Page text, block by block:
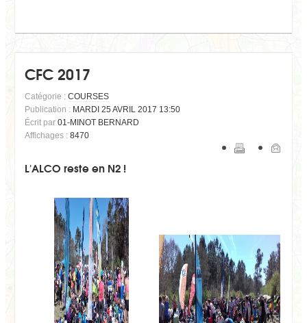
CFC 2017
Catégorie : COURSES
Publication : MARDI 25 AVRIL 2017 13:50
Écrit par 01-MINOT BERNARD
Affichages : 8470
L'ALCO reste en N2 !